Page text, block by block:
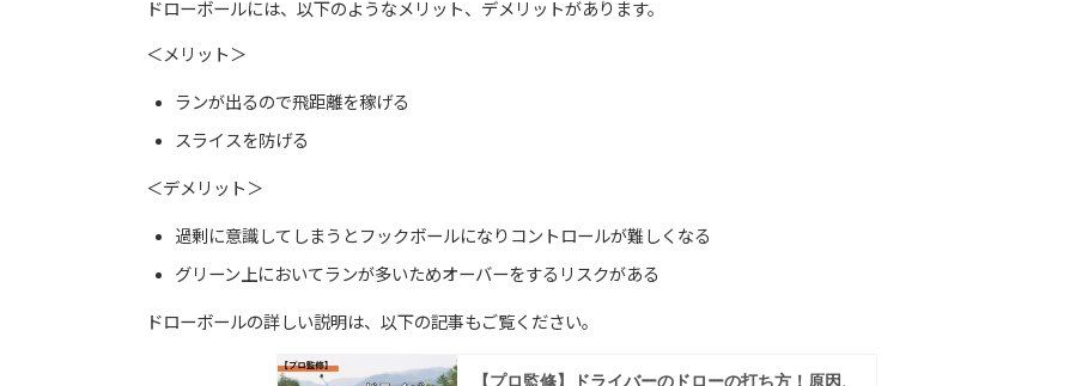
ドローボールには、以下のようなメリット、デメリットがあります。
＜メリット＞
ランが出るので飛距離を稼げる
スライスを防げる
＜デメリット＞
過剰に意識してしまうとフックボールになりコントロールが難しくなる
グリーン上においてランが多いためオーバーをするリスクがある
ドローボールの詳しい説明は、以下の記事もご覧ください。